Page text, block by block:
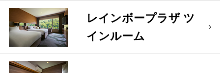
レインボープラザ ツ
インルーム